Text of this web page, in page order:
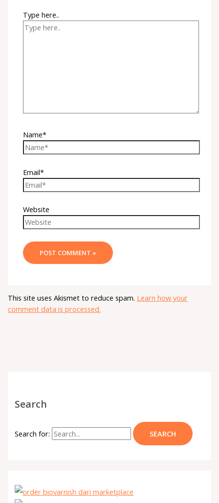
Type here..
Name*
Email*
Website
This site uses Akismet to reduce spam. Learn how your
comment data is processed.
Search
Search for: